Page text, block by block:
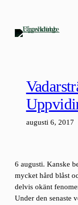
innehåll
augusti 6, 2017
6 augusti. Kanske
mycket hård blåst
delvis okänt
Under den senaste